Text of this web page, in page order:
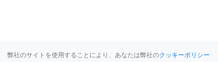
弊社のサイトを使用することにより、あなたは弊社のクッキーポリシー